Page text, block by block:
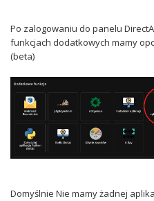
Po zalogowaniu do panelu
funkcjach dodatkowych mamy
(beta)
Domyślnie Nie mamy żadnej